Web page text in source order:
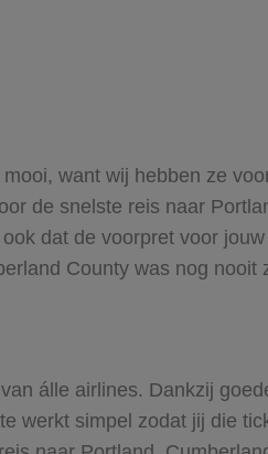
want wij hebben ze
de snelste reis naar
dat de voorpret voor
County was nog nooit
álle airlines. Dankzij
werkt simpel zodat jij die